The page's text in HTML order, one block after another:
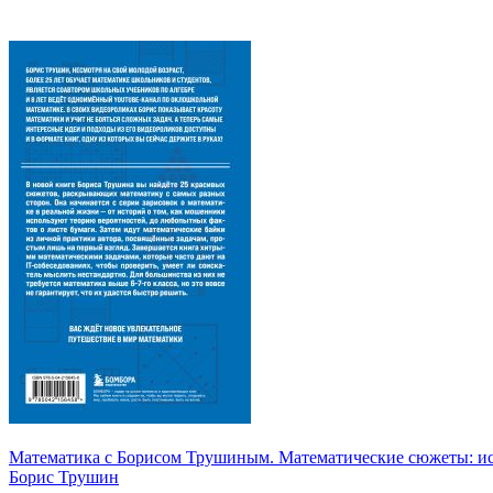
Математика с Борисом Трушиным. Математические сюжеты:
Борис Трушин